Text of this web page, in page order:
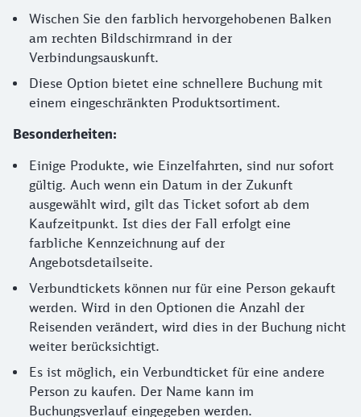
Wischen Sie den farblich hervorgehobenen Balken
am rechten Bildschirmrand in der
Verbindungsauskunft.
Diese Option bietet eine schnellere Buchung mit
einem eingeschränkten Produktsortiment.
Besonderheiten:
Einige Produkte, wie Einzelfahrten, sind nur sofort
gültig. Auch wenn ein Datum in der Zukunft
ausgewählt wird, gilt das Ticket sofort ab dem
Kaufzeitpunkt. Ist dies der Fall erfolgt eine
farbliche Kennzeichnung auf der
Angebotsdetailseite.
Verbundtickets können nur für eine Person gekauft
werden. Wird in den Optionen die Anzahl der
Reisenden verändert, wird dies in der Buchung nicht
weiter berücksichtigt.
Es ist möglich, ein Verbundticket für eine andere
Person zu kaufen. Der Name kann im
Buchungsverlauf eingegeben werden.